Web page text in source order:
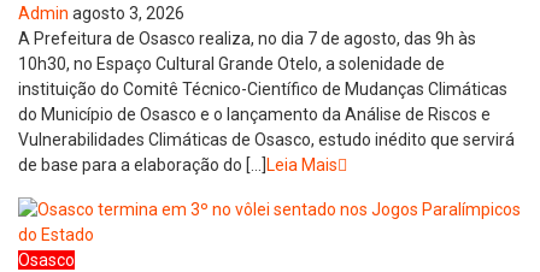
Admin agosto 3, 2026
A Prefeitura de Osasco realiza, no dia 7 de agosto, das 9h às
10h30, no Espaço Cultural Grande Otelo, a solenidade de
instituição do Comitê Técnico-Científico de Mudanças Climáticas
do Município de Osasco e o lançamento da Análise de Riscos e
Vulnerabilidades Climáticas de Osasco, estudo inédito que servirá
de base para a elaboração do […] Leia Mais
Osasco